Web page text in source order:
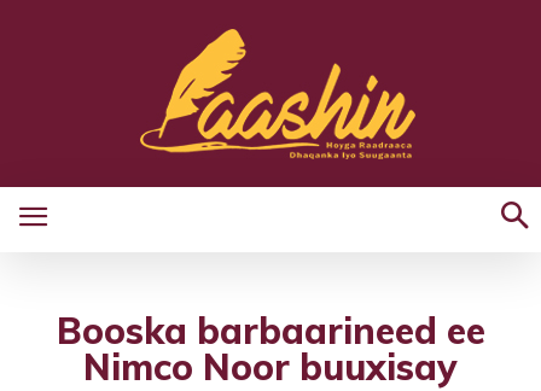
Booska barbaarineed ee
Nimco Noor buuxisay